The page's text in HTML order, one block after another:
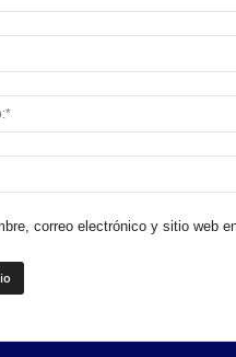
correo electrónico y sitio web